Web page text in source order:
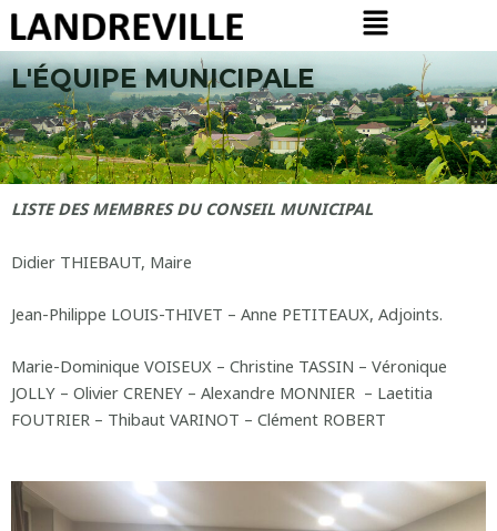
Aller
au
contenu
Menu
L'ÉQUIPE MUNICIPALE
LISTE DES MEMBRES DU CONSEIL MUNICIPAL
Didier THIEBAUT, Maire
Jean-Philippe LOUIS-THIVET – Anne PETITEAUX, Adjoints.
Marie-Dominique VOISEUX – Christine TASSIN – Véronique
JOLLY – Olivier CRENEY – Alexandre MONNIER – Laetitia
FOUTRIER – Thibaut VARINOT – Clément ROBERT